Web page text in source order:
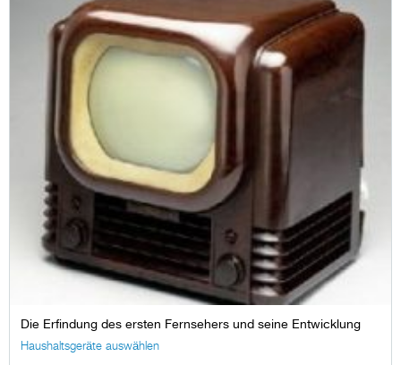
Die Erfindung des ersten Fernsehers und seine Entwicklung
Haushaltsgeräte auswählen